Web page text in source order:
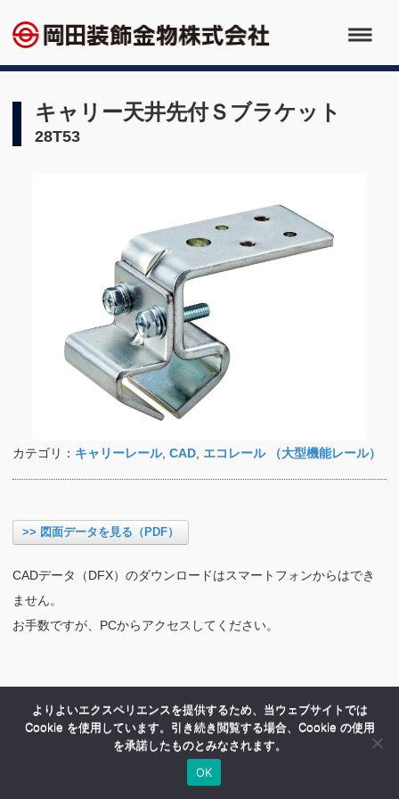
キャリー天井先付Ｓブラケット
28T53
カテゴリ： キャリーレール, CAD エコレール （大型機能レール）
>> 図面データを見る（PDF）
CADデータ（DFX）のダウンロードはスマートフォンからはでき
ません。
お手数ですが、PCからアクセスしてください。
よりよいエクスペリエンスを提供するため、当ウェブサイトでは
Cookie を使用しています。引き続き閲覧する場合、Cookie の使用
を承諾したものとみなされます。
OK